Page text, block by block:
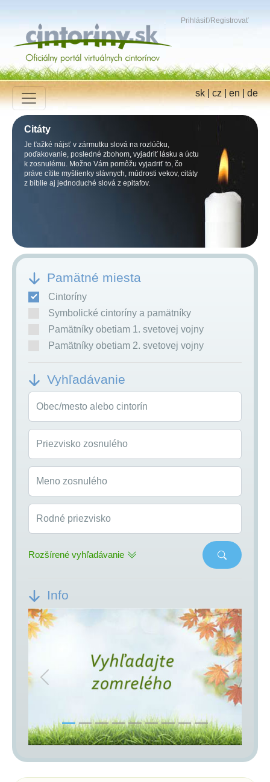
Prihlásiť/Registrovať
sk|cz|en|de
Citáty
Je ťažké nájsť v zármutku slová na rozlúčku,
poďakovanie, posledné zbohom, vyjadriť lásku a úctu
k zosnulému. Možno Vám pomôžu vyjadriť to, čo
práve cítite myšlienky slávnych, múdrosti vekov, citáty
z biblie aj jednoduché slová z epitafov.
Pamätné miesta
Cintoríny
Symbolické cintoríny a pamätníky
Pamätníky obetiam 1. svetovej vojny
Pamätníky obetiam 2. svetovej vojny
Vyhľadávanie
Obec/mesto alebo cintorín
Priezvisko zosnulého
Meno zosnulého
Rodné priezvisko
Rozšírené vyhľadávanie
Info
Previous Next